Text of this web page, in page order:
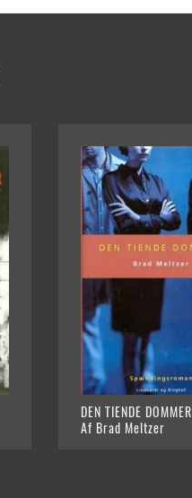
DEN TIENDE DOMMER
Af Brad Meltzer